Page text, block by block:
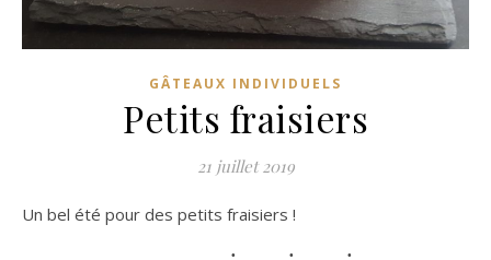
GÂTEAUX INDIVIDUELS
Petits fraisiers
21 juillet 2019
Un bel été pour des petits fraisiers !